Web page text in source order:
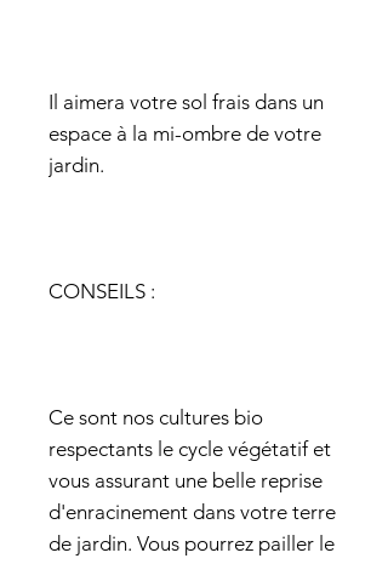
Il aimera votre sol frais dans un
espace à la mi-ombre de votre
jardin.
CONSEILS :
Ce sont nos cultures bio
respectants le cycle végétatif et
vous assurant une belle reprise
d'enracinement dans votre terre
de jardin. Vous pourrez pailler le